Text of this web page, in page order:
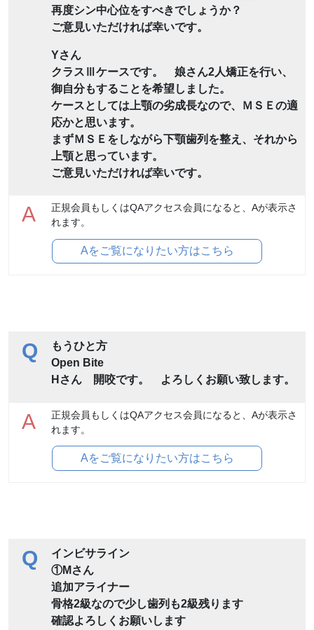
再度シン中心位をすべきでしょうか？
ご意見いただければ幸いです。
Yさん
クラスⅢケースです。 娘さん2人矯正を行い、
御自分もすることを希望しました。
ケースとしては上顎の劣成長なので、ＭＳＥの適
応かと思います。
まずＭＳＥをしながら下顎歯列を整え、それから
上顎と思っています。
ご意見いただければ幸いです。
A
正規会員もしくはQAアクセス会員になると、Aが表示さ
れます。
Aをご覧になりたい方はこちら
Q
もうひと方
Open Bite
Hさん 開咬です。 よろしくお願い致します。
A
正規会員もしくはQAアクセス会員になると、Aが表示さ
れます。
Aをご覧になりたい方はこちら
Q
インビサライン
①Mさん
追加アライナー
骨格2級なので少し歯列も2級残ります
確認よろしくお願いします